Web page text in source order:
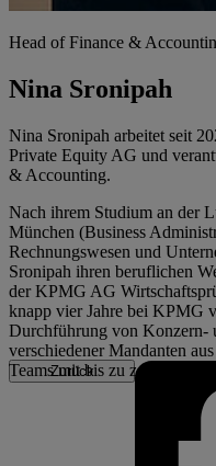
Head of Finance &
Nina Sronipah
Nina Sronipah arbeitet seit
Private Equity AG und
& Accounting.
Nach ihrem Studium an der
München (Business
Rechnungswesen und
Sronipah ihren beruflichen
der KPMG AG
knapp vier Jahre bei KPMG
Durchführung von Konzern-
verschiedener Mandanten
Teams mit bis zu zehn